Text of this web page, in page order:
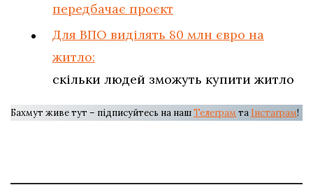
передбачає проєкт
Для ВПО виділять 80 млн євро на
житло:
скільки людей зможуть купити житло
Бахмут живе тут – підписуйтесь на нашТелеграм та Інстаграм!